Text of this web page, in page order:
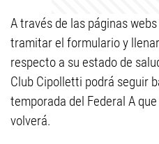
A través de las páginas
tramitar el formulario y
respecto a su estado de
Club Cipolletti podrá seguir
temporada del Federal A
volverá.